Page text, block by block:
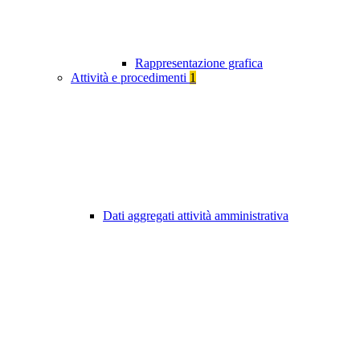
Rappresentazione grafica
Attività e procedimenti 1
Dati aggregati attività amministrativa